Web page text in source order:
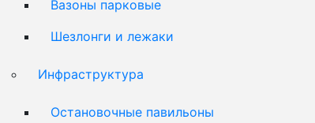
Вазоны парковые
Шезлонги и лежаки
Инфраструктура
Остановочные павильоны